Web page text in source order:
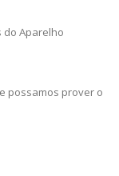
do Aparelho
possamos prover o